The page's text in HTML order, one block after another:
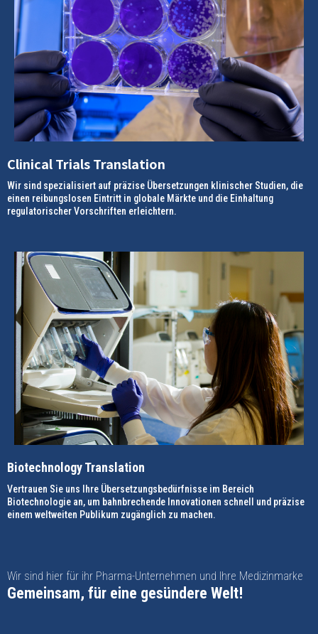
Clinical Trials Translation
Wir sind spezialisiert auf präzise Übersetzungen klinischer Studien, die
einen reibungslosen Eintritt in globale Märkte und die Einhaltung
regulatorischer Vorschriften erleichtern.
Biotechnology Translation
Vertrauen Sie uns Ihre Übersetzungsbedürfnisse im Bereich
Biotechnologie an, um bahnbrechende Innovationen schnell und präzise
einem weltweiten Publikum zugänglich zu machen.
Wir sind hier für ihr Pharma-Unternehmen und Ihre Medizinmarke
Gemeinsam, für eine gesündere Welt!